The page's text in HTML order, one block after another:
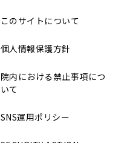
このサイトについて
個人情報保護方針
院内における禁止事項につ
いて
SNS運用ポリシー